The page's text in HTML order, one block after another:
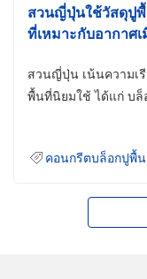
สวนญี่ปุ่นใช้วัสดุปูพื้
ที่เหมาะกับอากาศ
สวนญี่ปุ่น เน้นความเ
พื้นที่นิยมใช้ ได้แก่ บ
คอนกรีตบล็อกปูพื้น